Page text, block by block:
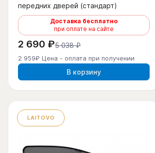
передних дверей (стандарт)
Доставка бесплатно
при оплате на сайте
2 690 ₽5 038 ₽
2 959₽ Цена - оплата при получении
В корзину
LAITOVO